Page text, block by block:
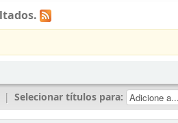
| Selecionar títulos para: